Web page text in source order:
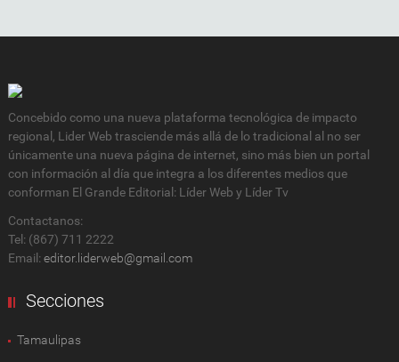
Concebido como una nueva plataforma tecnológica de impacto
regional, Lider Web trasciende más allá de lo tradicional al no ser
únicamente una nueva página de internet, sino más bien un portal
con información al día que integra a los diferentes medios que
conforman El Grande Editorial: Líder Web y Líder Tv
Contactanos:
Tel: (867) 711 2222
Email: editor.liderweb@gmail.com
Secciones
Tamaulipas